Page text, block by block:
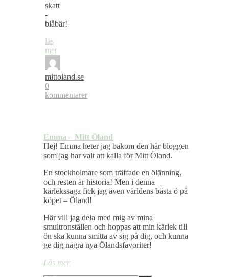
skatt
-
blåbär!
läs
mer
mittoland.se
0
kommentarer
Emma – Mitt Öland
Hej! Emma heter jag bakom den här bloggen
som jag har valt att kalla för Mitt Öland.
En stockholmare som träffade en ölänning,
och resten är historia! Men i denna
kärlekssaga fick jag även världens bästa ö på
köpet – Öland!
Här vill jag dela med mig av mina
smultronställen och hoppas att min kärlek till
ön ska kunna smitta av sig på dig, och kunna
ge dig några nya Ölandsfavoriter!
Läs mer